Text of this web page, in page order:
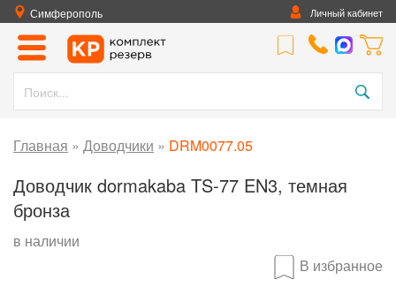
Симферополь Личный кабинет
Главная » Доводчики » DRM0077.05
Доводчик dormakaba TS-77 EN3, темная
бронза
в наличии
В избранное